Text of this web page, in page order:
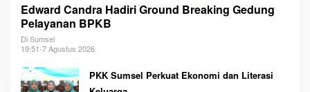
Edward Candra Hadiri Ground Breaking Gedung
Pelayanan BPKB
Di Sumsel
19:51-7 Agustus 2026
PKK Sumsel Perkuat Ekonomi dan Literasi